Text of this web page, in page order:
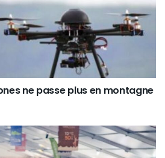
ne passe plus en montagne